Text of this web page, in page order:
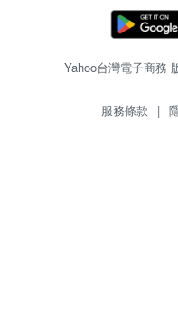
Yahoo台灣電子商務
服務條款 |